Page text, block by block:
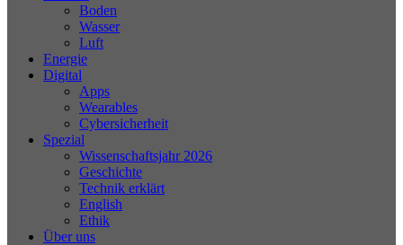
Boden
Wasser
Luft
Energie
Digital
Apps
Wearables
Cybersicherheit
Spezial
Wissenschaftsjahr 2026
Geschichte
Technik erklärt
English
Ethik
Über uns